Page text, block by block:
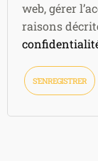
web, gérer
raisons
S’ENREGISTRER